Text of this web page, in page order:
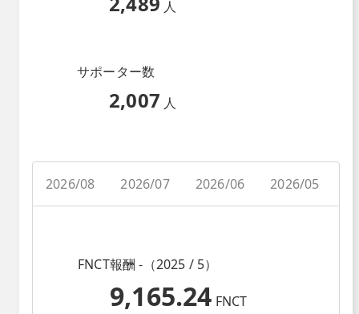
人
サポーター数
2,007 人
2026/08 2026/07 2026/06 2026/05
FNCT報酬 -（2025 / 5）
9,165.24 FNCT